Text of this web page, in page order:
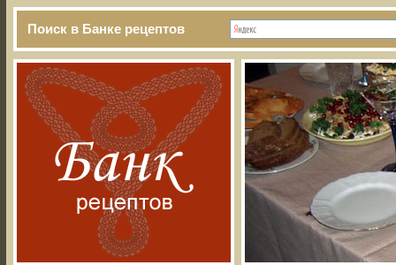
Поиск в Банке рецептов